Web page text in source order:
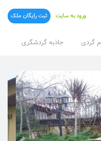
گردی جاذبه گردشگری
ورود به سایت ثبت رایگان ملک